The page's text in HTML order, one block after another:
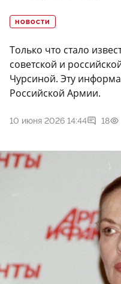
НОВОСТИ
Только что стало
советской и
Чурсиной. Эту
Российской Армии.
10 июня 2026 14:44 18